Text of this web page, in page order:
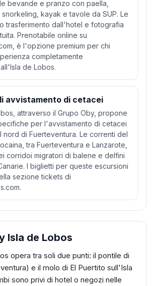
bevande e pranzo con paella,
kayak e tavole da SUP. Le
trasferimento dall'hotel e fotografia
Prenotabile online su
è l'opzione premium per chi
completamente
de Lobos.
avvistamento di cetacei
attraverso il Grupo Oby, propone
per l'avvistamento di cetacei
nord di Fuerteventura. Le correnti del
tra Fuerteventura e Lanzarote,
corridoi migratori di balene e delfini
I biglietti per queste escursioni
sezione tickets di
Isla de Lobos
opera tra soli due punti: il pontile di
e il molo di El Puertito sull'Isla
sono privi di hotel o negozi nelle